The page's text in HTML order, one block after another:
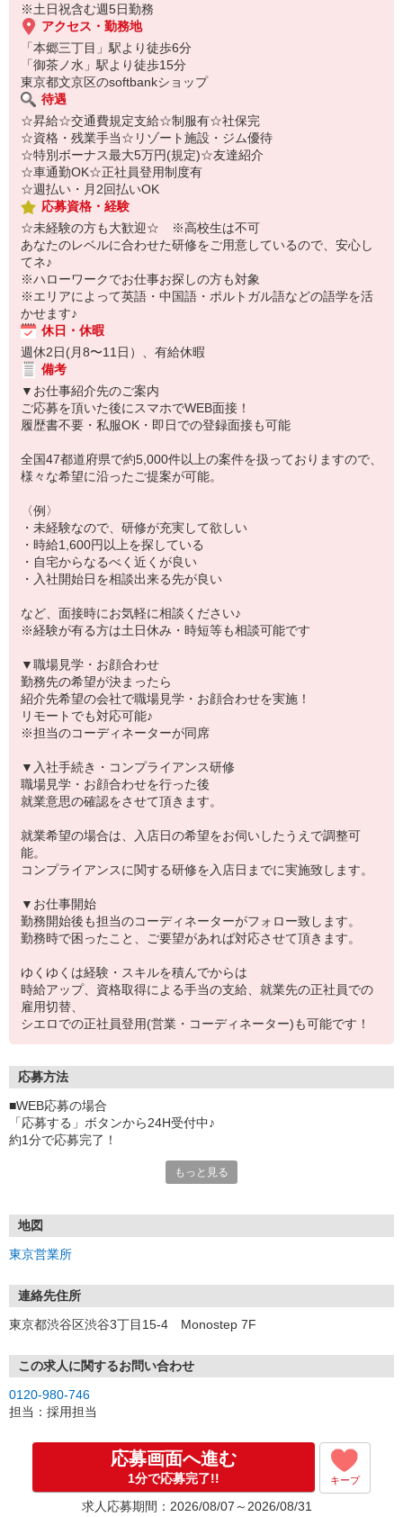
※土日祝含む週5日勤務
アクセス・勤務地
「本郷三丁目」駅より徒歩6分
「御茶ノ水」駅より徒歩15分
東京都文京区のsoftbankショップ
待遇
☆昇給☆交通費規定支給☆制服有☆社保完
☆資格・残業手当☆リゾート施設・ジム優待
☆特別ボーナス最大5万円(規定)☆友達紹介
☆車通勤OK☆正社員登用制度有
☆週払い・月2回払いOK
応募資格・経験
☆未経験の方も大歓迎☆ ※高校生は不可
あなたのレベルに合わせた研修をご用意しているので、安心し
てネ♪
※ハローワークでお仕事お探しの方も対象
※エリアによって英語・中国語・ポルトガル語などの語学を活
かせます♪
休日・休暇
週休2日(月8〜11日）、有給休暇
備考
▼お仕事紹介先のご案内
ご応募を頂いた後にスマホでWEB面接！
履歴書不要・私服OK・即日での登録面接も可能
全国47都道府県で約5,000件以上の案件を扱っておりますので、
様々な希望に沿ったご提案が可能。
〈例〉
・未経験なので、研修が充実して欲しい
・時給1,600円以上を探している
・自宅からなるべく近くが良い
・入社開始日を相談出来る先が良い
など、面接時にお気軽に相談ください♪
※経験が有る方は土日休み・時短等も相談可能です
▼職場見学・お顔合わせ
勤務先の希望が決まったら
紹介先希望の会社で職場見学・お顔合わせを実施！
リモートでも対応可能♪
※担当のコーディネーターが同席
▼入社手続き・コンプライアンス研修
職場見学・お顔合わせを行った後
就業意思の確認をさせて頂きます。
就業希望の場合は、入店日の希望をお伺いしたうえで調整可
能。
コンプライアンスに関する研修を入店日までに実施致します。
▼お仕事開始
勤務開始後も担当のコーディネーターがフォロー致します。
勤務時で困ったこと、ご要望があれば対応させて頂きます。
ゆくゆくは経験・スキルを積んでからは
時給アップ、資格取得による手当の支給、就業先の正社員での
雇用切替、
シエロでの正社員登用(営業・コーディネーター)も可能です！
応募方法
■WEB応募の場合
「応募する」ボタンから24H受付中♪
約1分で応募完了！
①応募から3営業日を目安に、メールorお電話でご連絡します。
★スマホでWEB面接（LINEなど）・出張面接・事務所面接と選べま
す
③面接実施（履歴書不要）
※ご希望があれば、職場見学の調整もOKです！
お気軽にご応募ください♪
もっと見る
地図
東京営業所
連絡先住所
東京都渋谷区渋谷3丁目15-4 Monostep 7F
この求人に関するお問い合わせ
0120-980-746
担当：採用担当
応募画面へ進む
1分で応募完了!! キープ
求人応募期間：2026/08/07～2026/08/31